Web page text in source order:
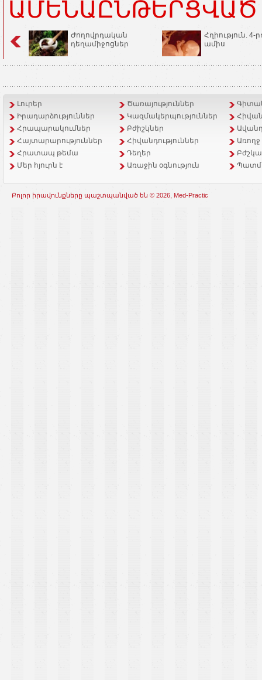
Ժողովրդական
դեղամիջոցներ
Հղիություն. 4-
ամիս
Լուրեր Ծառայություններ
Իրադարձություններ
Կազմակերպություններ
Հրապարակումներ
Բժիշկներ
Հայտարարություններ
Հիվանդություններ
Հրատապ թեմա
Դեղեր
Մեր հյուրն է
Առաջին օգնություն
Բոլոր իրավունքները պաշտպանված են © 2026, Med-Practic